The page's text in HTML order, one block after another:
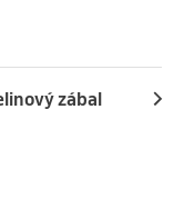
zábal